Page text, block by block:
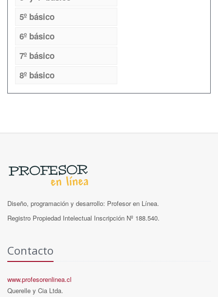
5º básico
6º básico
7º básico
8º básico
Diseño, programación y desarrollo: Profesor en Línea.
Registro Propiedad Intelectual Inscripción Nº 188.540.
Contacto
www.profesorenlinea.cl
Querelle y Cia Ltda.